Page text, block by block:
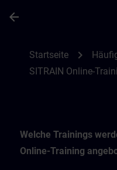
arrow_back
Startseite chevron_right
SITRAIN Online-
Welche Trainings
Online-Training